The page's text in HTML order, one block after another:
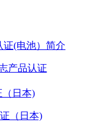
产品认证
（日本)